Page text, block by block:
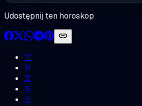
Udostępnij ten horoskop
♈︎
♉︎
♊︎
♋︎
♌︎